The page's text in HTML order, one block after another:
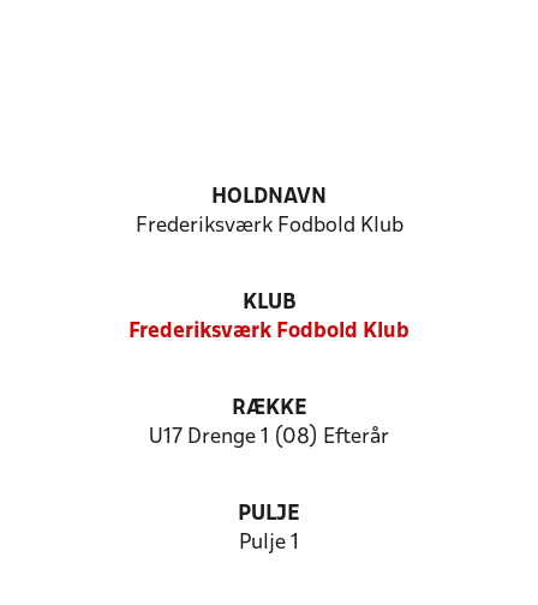
HOLDNAVN
Frederiksværk Fodbold Klub
KLUB
Frederiksværk Fodbold Klub
RÆKKE
U17 Drenge 1 (08) Efterår
PULJE
Pulje 1